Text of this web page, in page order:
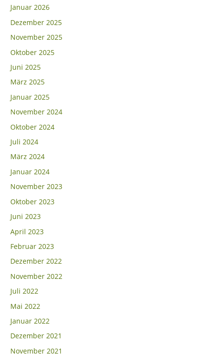
Januar 2026
Dezember 2025
November 2025
Oktober 2025
Juni 2025
März 2025
Januar 2025
November 2024
Oktober 2024
Juli 2024
März 2024
Januar 2024
November 2023
Oktober 2023
Juni 2023
April 2023
Februar 2023
Dezember 2022
November 2022
Juli 2022
Mai 2022
Januar 2022
Dezember 2021
November 2021